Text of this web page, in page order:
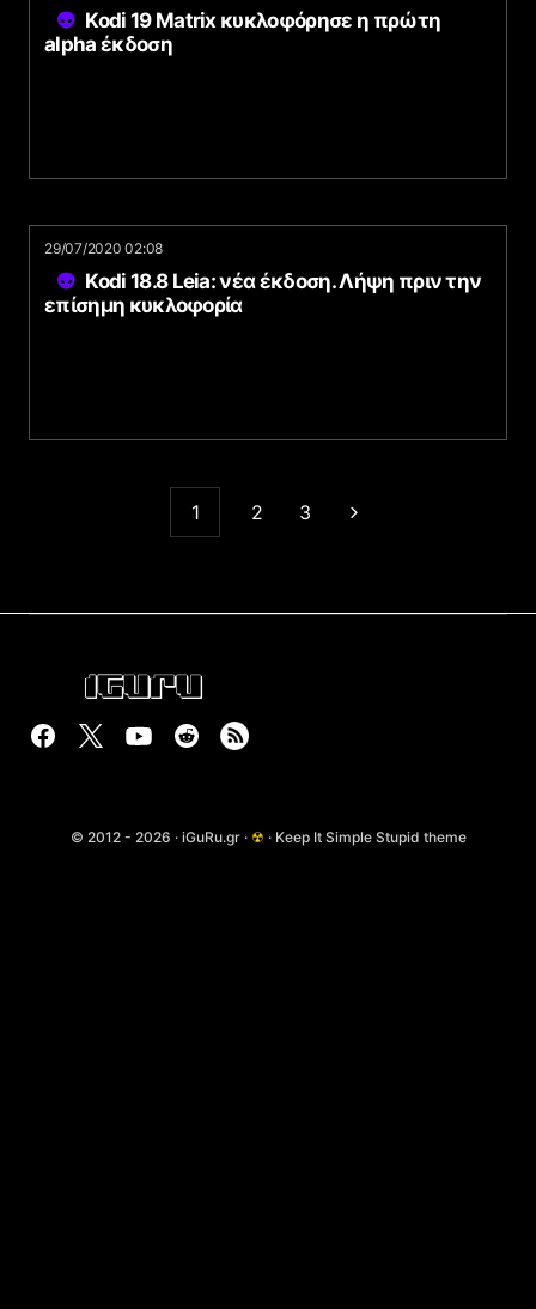
Kodi 19 Matrix κυκλοφόρησε η πρώτη
alpha έκδοση
29/07/2020 02:08
Kodi 18.8 Leia: νέα έκδοση. Λήψη πριν την
επίσημη κυκλοφορία
1 2 3
© 2012 - 2026 · iGuRu.gr · ☢ · Keep It Simple Stupid theme